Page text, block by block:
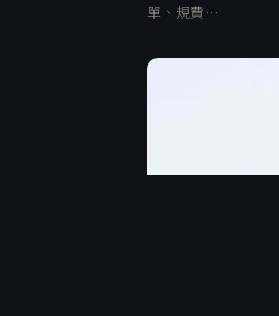
單、規費…